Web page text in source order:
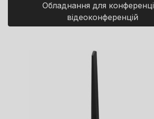
Обладнання для
відеоконференцій